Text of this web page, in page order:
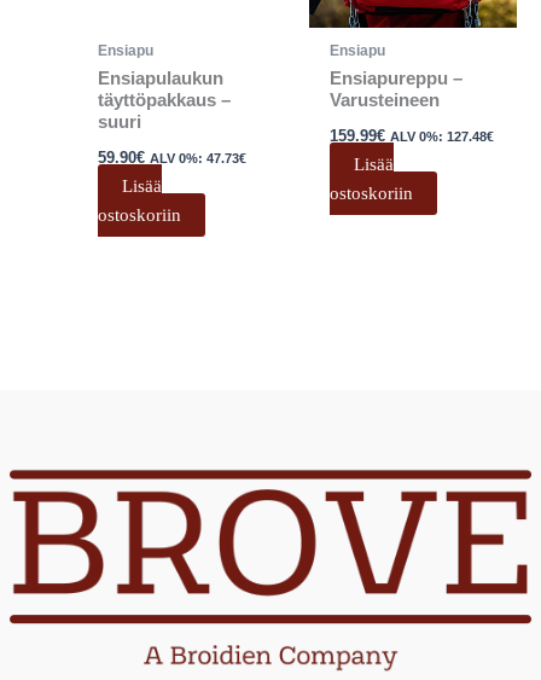
Ensiapu
Ensiapulaukun
täyttöpakkaus –
suuri
59.90€ ALV 0%:47.73€
Lisää
ostoskoriin
Ensiapu
Ensiapureppu –
Varusteineen
159.99€ ALV 0%:127.48€
Lisää
ostoskoriin